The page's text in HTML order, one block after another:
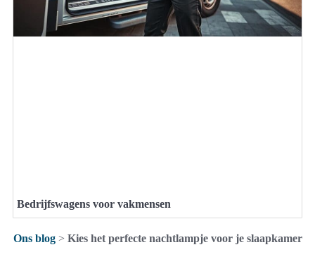
Bedrijfswagens voor vakmensen
Ons blog> Kies het perfecte nachtlampje voor je slaapkamer